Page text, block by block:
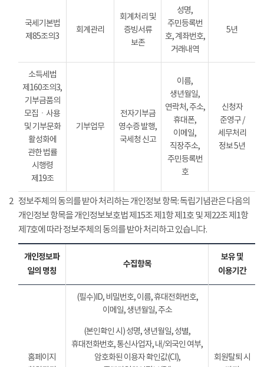
국세기본법
제85조의3
회계관리
회계처리 및
증빙서류
보존
성명,
주민등록번
호, 계좌번호,
거래내역
5년
소득세법
제160조의3,
기부금품의
모집ㆍ사용
및 기부문화
활성화에
관한 법률
시행령
제19조
기부업무
전자기부금
영수증 발행,
국세청 신고
이름,
생년월일,
연락처, 주소,
휴대폰,
이메일,
직장주소,
주민등록번
호
신청자
준영구 /
세무처리
정보 5년
2 정보주체의 동의를 받아 처리하는 개인정보 항목: 독립기념관은 다음의
개인정보 항목을 개인정보보호법 제15조 제1항 제1호 및 제22조 제1항
제7호에 따라 정보주체의 동의를 받아 처리하고 있습니다.
개인정보파
일의 명칭
수집항목
보유 및
이용기간
홈페이지
(필수)ID, 비밀번호, 이름, 휴대전화번호,
이메일, 생년월일, 주소
(본인확인 시) 성명, 생년월일, 성별,
휴대전화번호, 통신사업자, 내/외국인 여부,
암호화된 이용자 확인값(CI),
회원탈퇴 시